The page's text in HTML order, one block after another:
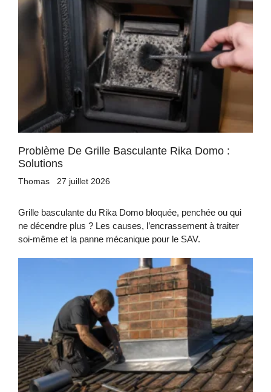
Problème De Grille Basculante Rika Domo :
Solutions
Thomas 27 juillet 2026
Grille basculante du Rika Domo bloquée, penchée ou qui
ne décendre plus ? Les causes, l’encrassement à traiter
soi-même et la panne mécanique pour le SAV.